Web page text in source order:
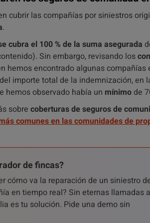
cubrir las compañías por siniestros
.
cubra el 100 % de la suma asegurada
Sin embargo, revisando los
hemos encontrado algunas compañías
del importe total de la indemnización, en
hemos observado había un mínimo de
sobre coberturas de seguros de
comunes en las comunidades de
de fincas?
cómo va la reparación de un siniestro
en tiempo real? Sin eternas llamadas
es tu solución. Pide una demo sin